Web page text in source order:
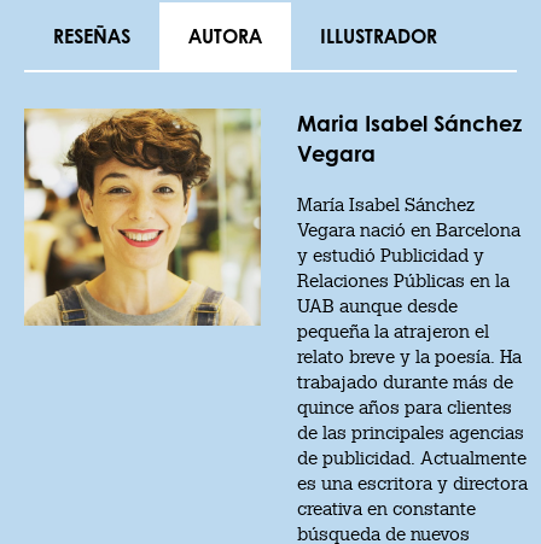
RESEÑAS AUTORA ILLUSTRADOR
Maria Isabel Sánchez
Vegara
María Isabel Sánchez
Vegara nació en Barcelona
y estudió Publicidad y
Relaciones Públicas en la
UAB aunque desde
pequeña la atrajeron el
relato breve y la poesía. Ha
trabajado durante más de
quince años para clientes
de las principales agencias
de publicidad. Actualmente
es una escritora y directora
creativa en constante
búsqueda de nuevos